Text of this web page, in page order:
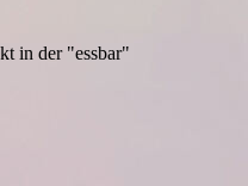
in der "essbar"